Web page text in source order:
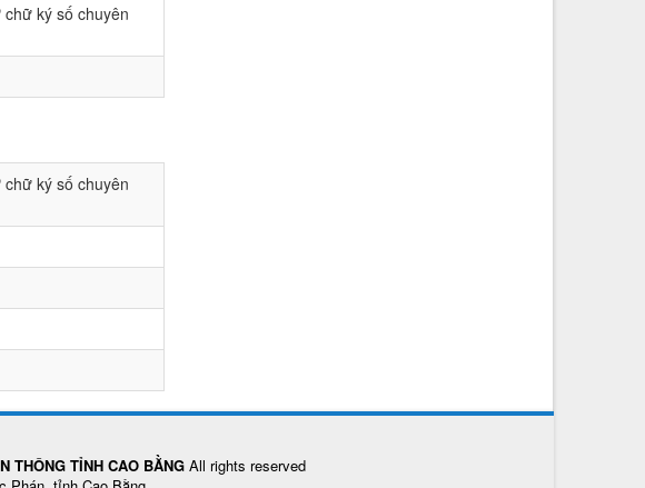
ký số chuyên
ký số chuyên
THÔNG TỈNH CAO BẰNGAll rights reserved